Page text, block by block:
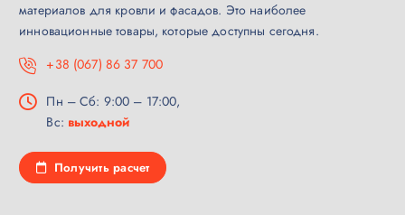
материалов для кровли и фасадов. Это наиболее
инновационные товары, которые доступны сегодня.
+38 (067) 86 37 700
Пн – Сб: 9:00 – 17:00,
Вс: выходной
Получить расчет